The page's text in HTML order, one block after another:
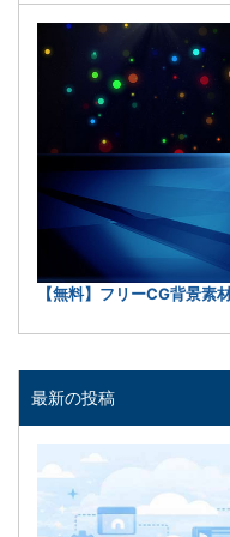
【無料】フリーCG背景素
最新の投稿